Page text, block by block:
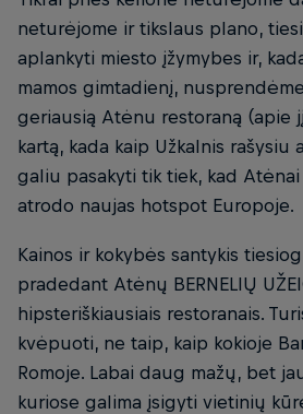
neturėjome ir tikslaus plano,
aplankyti miesto įžymybes ir,
mamos gimtadienį,
geriausią Atėnu restoraną (apie
kartą, kada kaip Užkalnis rašysiu
galiu pasakyti tik tiek, kad Atėnai
atrodo naujas hotspot Europoje.
Kainos ir kokybės santykis
pradedant Atėnų BERNELIŲ
hipsteriškiausiais restoranais.
kvėpuoti, ne taip, kaip kokioje
Romoje. Labai daug mažų, bet
kuriose galima įsigyti vietinių